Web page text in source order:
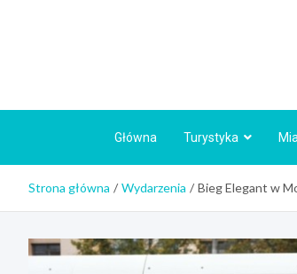
Główna Turystyka
Strona główna Wydarzenia Bieg Elegant w